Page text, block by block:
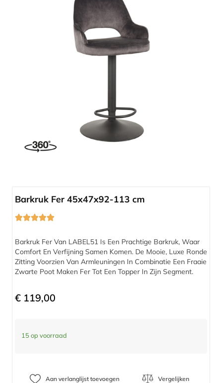
Barkruk Fer 45x47x92-113 cm
Barkruk Fer Van LABEL51 Is Een Prachtige Barkruk, Waar
Comfort En Verfijning Samen Komen. De Mooie, Luxe Ronde
Zitting Voorzien Van Armleuningen In Combinatie Een Fraaie
Zwarte Poot Maken Fer Tot Een Topper In Zijn Segment.
€ 119,00
15 op voorraad
Aan verlanglijst toevoegen Vergelijken